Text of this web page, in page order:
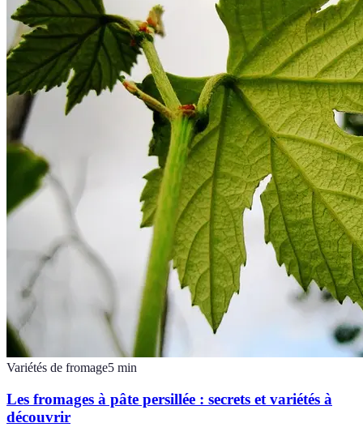
Variétés de fromage5 min
Les fromages à pâte persillée : secrets et variétés à
découvrir